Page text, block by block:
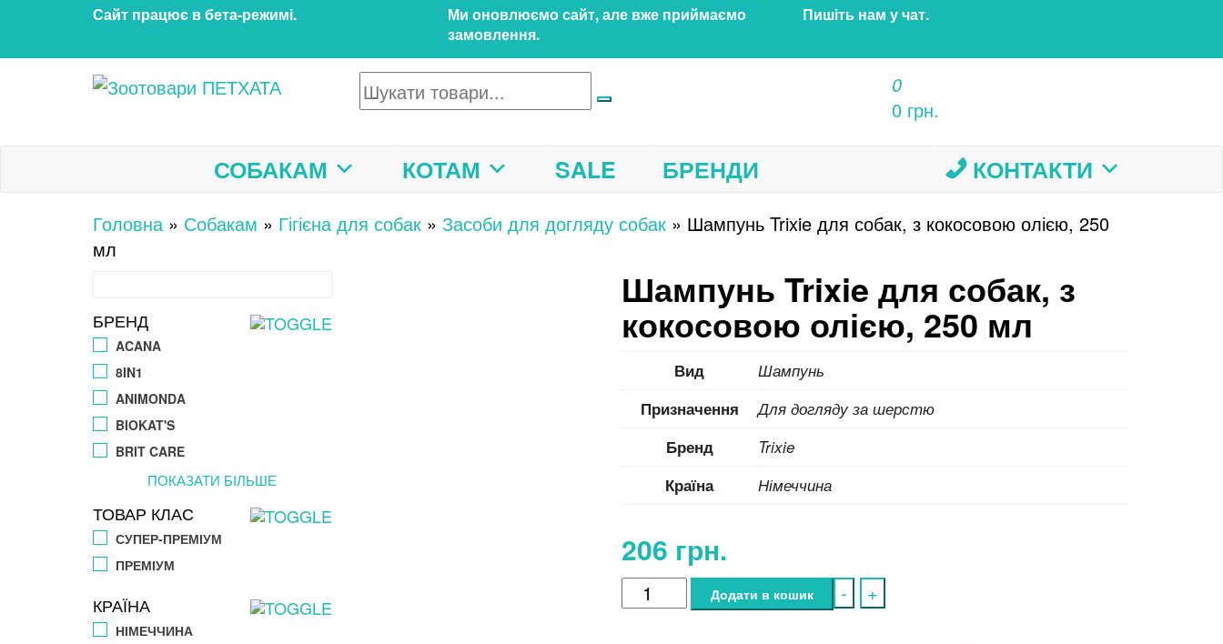
контенту
Сайт працює в бета‑режимі.
Ми оновлюємо сайт, але вже приймаємо
замовлення.
Пишіть нам у чат.
аксесуари та догляд за
тваринами. Доставка по
Україні
0
0 грн.
СОБАКАМ КОТАМ SALE БРЕНДИ КОНТАКТИ
Головна» Собакам » Гігієна для собак » Засоби для догляду собак » Шампунь Trixie для собак, з кокосовою олією, 250
мл
Шампунь Trixie для собак, з
кокосовою олією, 250 мл
Вид
Шампунь
Призначення
Для догляду за шерстю
Бренд
Trixie
Країна
Німеччина
206 грн.
-
Шампунь
Trixie
+
Додати в кошик
БРЕНД
ACANA
8IN1
ANIMONDA
BIOKAT'S
BRIT CARE
ПОКАЗАТИ БІЛЬШЕ
ТОВАР КЛАС
СУПЕР-ПРЕМІУМ
ПРЕМІУМ
КРАЇНА
НІМЕЧЧИНА